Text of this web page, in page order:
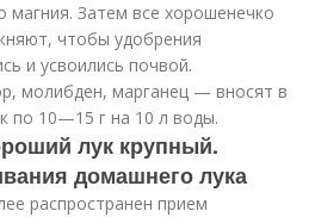
магния. Затем все хорошенечко
чтобы удобрения
и усвоились почвой.
молибден, марганец — вносят в
по 10—15 г на 10 л воды.
лук крупный.
домашнего лука
распространен прием